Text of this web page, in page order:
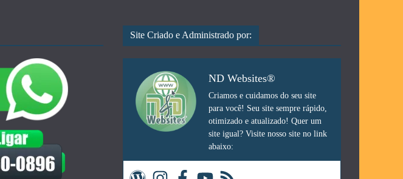
Site Criado e Administrado por:
ND Websites®
Criamos e cuidamos do seu site
para você! Seu site sempre rápido,
otimizado e atualizado! Quer um
site igual? Visite nosso site no link
abaixo: